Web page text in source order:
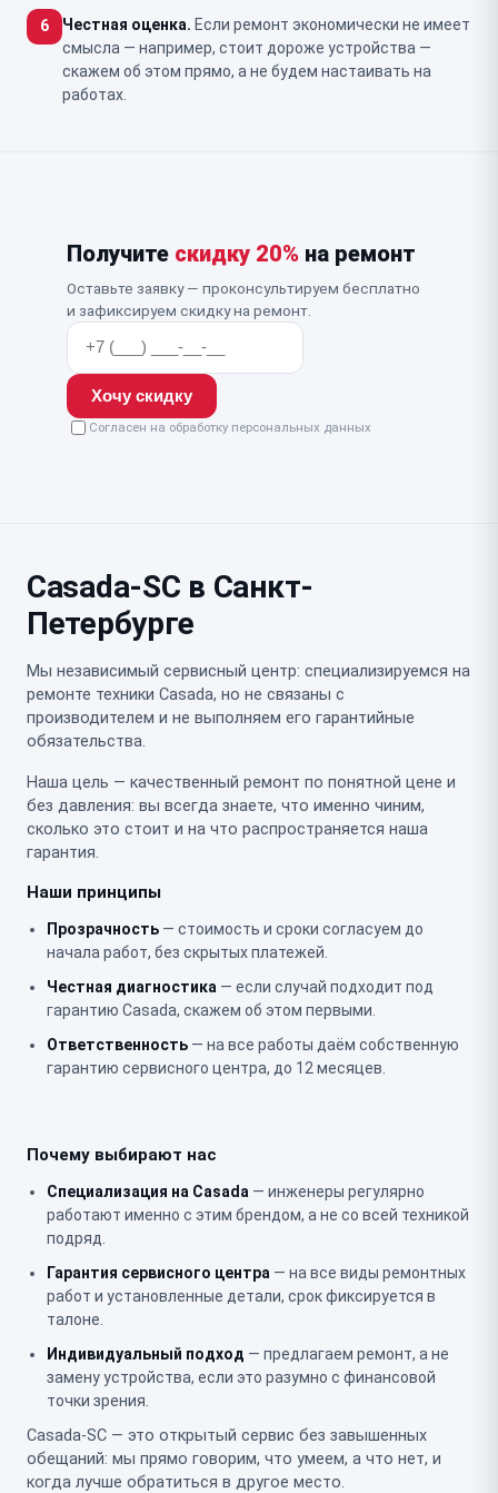
6 Честная оценка. Если ремонт экономически не имеет
смысла — например, стоит дороже устройства —
скажем об этом прямо, а не будем настаивать на
работах.
Получите скидку 20% на ремонт
Оставьте заявку — проконсультируем бесплатно
и зафиксируем скидку на ремонт.
Хочу скидку
Согласен на обработку персональных данных
Casada-SC в Санкт-
Петербурге
Мы независимый сервисный центр: специализируемся на
ремонте техники Casada, но не связаны с
производителем и не выполняем его гарантийные
обязательства.
Наша цель — качественный ремонт по понятной цене и
без давления: вы всегда знаете, что именно чиним,
сколько это стоит и на что распространяется наша
гарантия.
Наши принципы
Прозрачность — стоимость и сроки согласуем до
начала работ, без скрытых платежей.
Честная диагностика — если случай подходит под
гарантию Casada, скажем об этом первыми.
Ответственность — на все работы даём собственную
гарантию сервисного центра, до 12 месяцев.
Почему выбирают нас
Специализация на Casada — инженеры регулярно
работают именно с этим брендом, а не со всей техникой
подряд.
Гарантия сервисного центра — на все виды ремонтных
работ и установленные детали, срок фиксируется в
талоне.
Индивидуальный подход — предлагаем ремонт, а не
замену устройства, если это разумно с финансовой
точки зрения.
Casada-SC — это открытый сервис без завышенных
обещаний: мы прямо говорим, что умеем, а что нет, и
когда лучше обратиться в другое место.